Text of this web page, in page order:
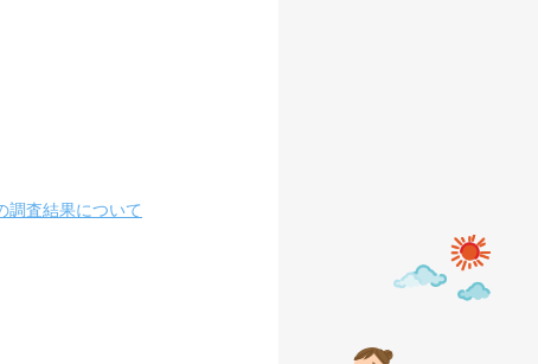
調査結果について